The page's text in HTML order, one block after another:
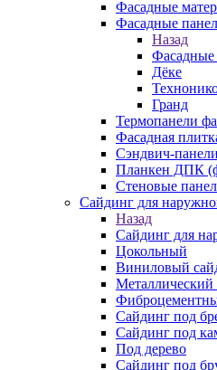
Фасадные
Фасадные
Назад
Фасадные
Дёке
Гранд
Термопанели
Фасадная
Сэндвич-
Планкен ДПК
Стеновые
Сайдинг для
Назад
Сайдинг для
Цокольный
Виниловый
Металлический
Сайдинг под
Сайдинг под
Под дерево
Сайдинг под